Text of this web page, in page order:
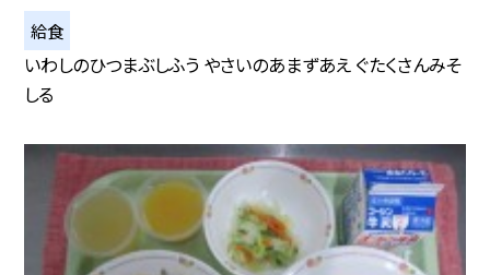
給食
いわしのひつまぶしふう やさいのあまずあえ ぐたくさんみそ
しる